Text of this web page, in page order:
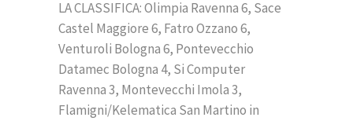
LA CLASSIFICA: Olimpia Ravenna 6, Sace
Castel Maggiore 6, Fatro Ozzano 6,
Venturoli Bologna 6, Pontevecchio
Datamec Bologna 4, Si Computer
Ravenna 3, Montevecchi Imola 3,
Flamigni/Kelematica San Martino in